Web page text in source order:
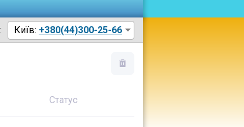
Київ: +380(44)300-25-66
Статус